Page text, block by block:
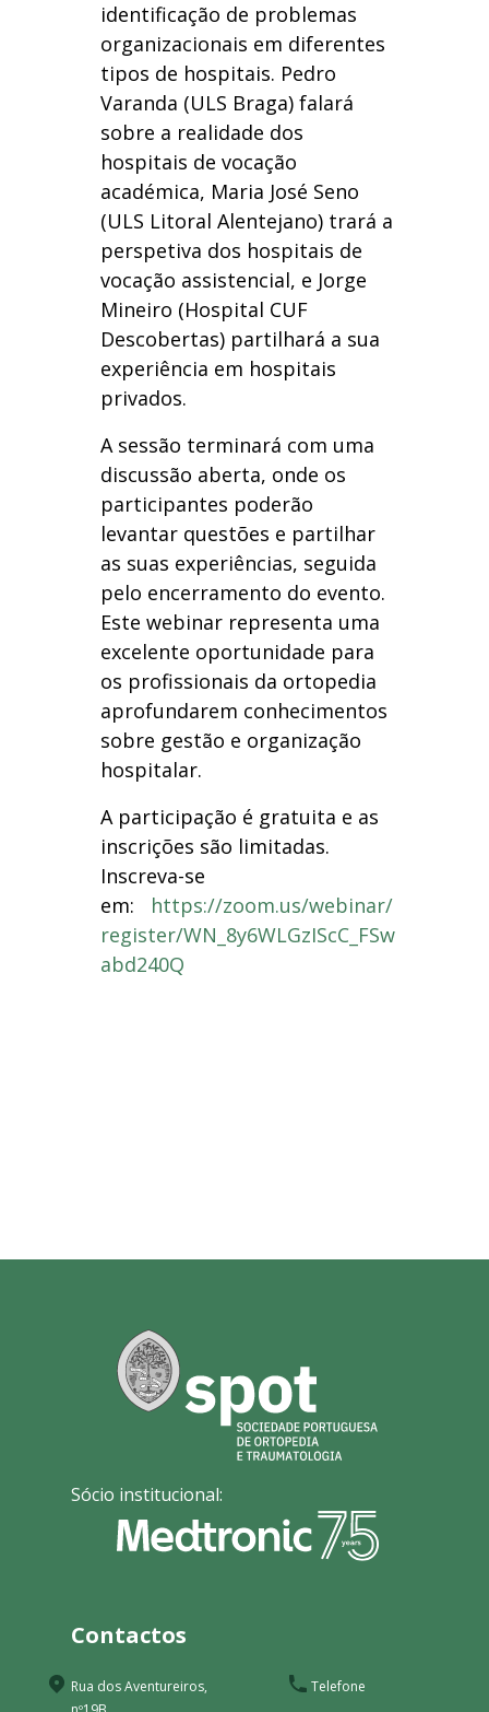
identificação de problemas
organizacionais em diferentes
tipos de hospitais. Pedro
Varanda (ULS Braga) falará
sobre a realidade dos
hospitais de vocação
académica, Maria José Seno
(ULS Litoral Alentejano) trará a
perspetiva dos hospitais de
vocação assistencial, e Jorge
Mineiro (Hospital CUF
Descobertas) partilhará a sua
experiência em hospitais
privados.
A sessão terminará com uma
discussão aberta, onde os
participantes poderão
levantar questões e partilhar
as suas experiências, seguida
pelo encerramento do evento.
Este webinar representa uma
excelente oportunidade para
os profissionais da ortopedia
aprofundarem conhecimentos
sobre gestão e organização
hospitalar.
A participação é gratuita e as
inscrições são limitadas.
Inscreva-se
em: https://zoom.us/webinar/
register/WN_8y6WLGzIScC_FSw
abd240Q
Sócio institucional:
Contactos
Rua dos Aventureiros,
Telefone